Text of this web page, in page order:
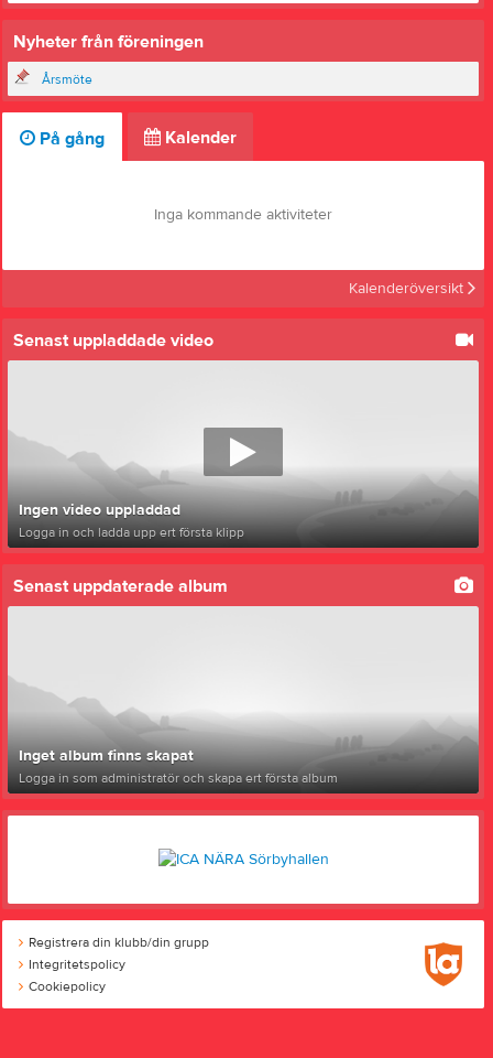
Nyheter från föreningen
Årsmöte
På gång Kalender
Inga kommande aktiviteter
Kalenderöversikt
Senast uppladdade video
Ingen video uppladdad
Logga in och ladda upp ert första klipp
Senast uppdaterade album
Inget album finns skapat
Logga in som administratör och skapa ert första album
Registrera din klubb/din grupp
Integritetspolicy
Cookiepolicy